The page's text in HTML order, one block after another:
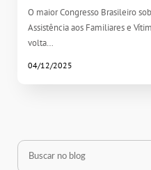
O maior Congresso Brasileiro
Assistência aos Familiares e
volta…
04/12/2025